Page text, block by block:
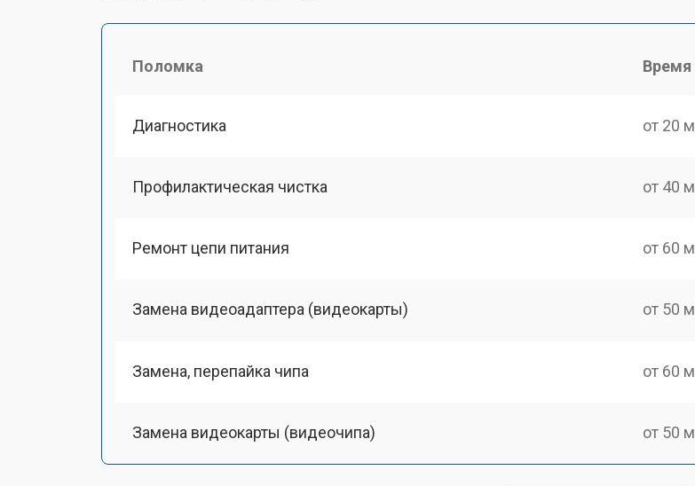
Поломка Время
Диагностика от 20
Профилактическая чистка от 40
Ремонт цепи питания от 60
Замена видеоадаптера (видеокарты) от 50
Замена, перепайка чипа от 60
Замена видеокарты (видеочипа) от 50